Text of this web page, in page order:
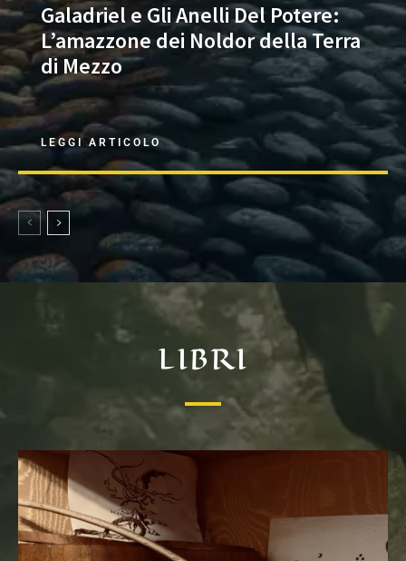
Galadriel e Gli Anelli Del Potere:
L’amazzone dei Noldor della Terra
di Mezzo
LEGGI ARTICOLO
LIBRI